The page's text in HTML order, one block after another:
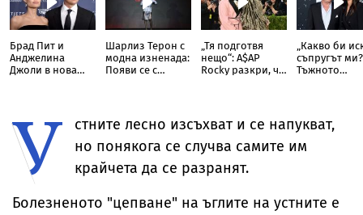
Брад Пит и
Анджелина
Джоли в нова
Шарлиз Терон с
модна изненада:
Появи се с
„Тя подготвя
нещо“: A$AP
Rocky разкри, че
„Какво би
съпругът
Тъжното
У
стните лесно изсъхват и се напукват,
но понякога се случва самите им
крайчета да се разранят.
Болезненото "цепване" на ъглите на устните е